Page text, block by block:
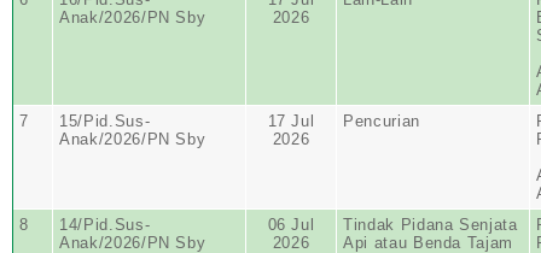
Anak/2026/PN Sby
2026
7
15/Pid.Sus-
Anak/2026/PN Sby
17 Jul
2026
Pencurian
8
14/Pid.Sus-
Anak/2026/PN Sby
06 Jul
2026
Tindak Pidana Senjata
Api atau Benda Tajam